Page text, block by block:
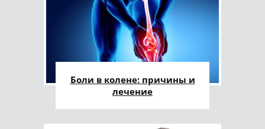
Боли в колене: причины и
лечение